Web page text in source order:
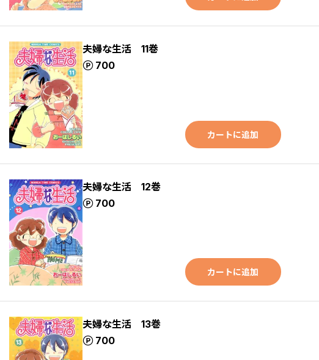
夫婦な生活 11巻
700
ポイント
カートに追加
夫婦な生活 12巻
700
ポイント
カートに追加
夫婦な生活 13巻
700
ポイント